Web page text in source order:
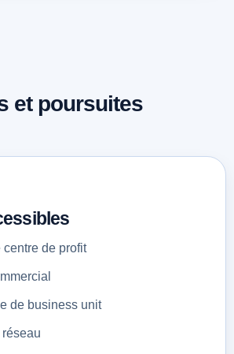
et poursuites
centre de profit
de business unit